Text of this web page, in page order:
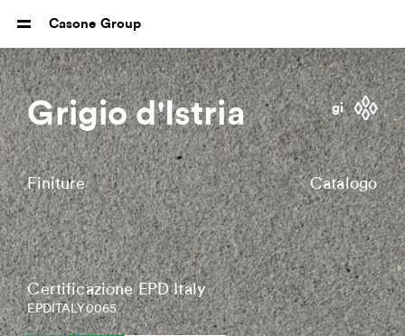
Casone Group
Grigio d'Istria
Finiture Catalogo
gi
Certificazione EPD Italy
EPDITALY0065